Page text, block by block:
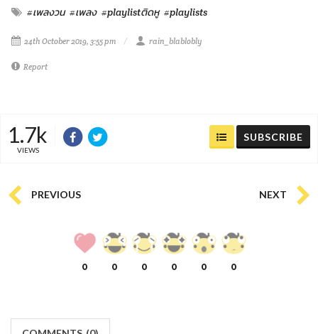
#เพลงวน #เพลง #playlistติดหู #playlists
24th October 2019, 3:55 pm rain_blablobly
Report
1.7k
VIEWS
SUBSCRIBE
PREVIOUS NEXT
0 0 0 0 0 0